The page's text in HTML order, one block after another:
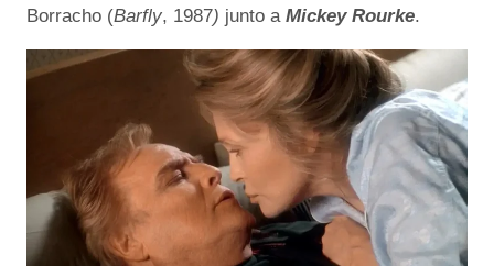
Borracho (Barfly, 1987) junto a Mickey Rourke.